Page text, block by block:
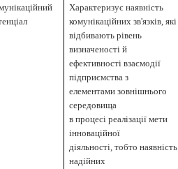
Характеризує наявність
комунікаційних зв'язків, які
відбивають рівень
визначеності й
ефективності взаємодії
підприємства з
елементами зовнішнього
середовища
в процесі реалізації мети
інноваційної
діяльності, тобто наявність
надійних